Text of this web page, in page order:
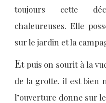
toujours cette
chaleureuses. Elle
sur le jardin et la
Et puis on sourit à la
de la grotte. il est bien
l’ouverture donne sur